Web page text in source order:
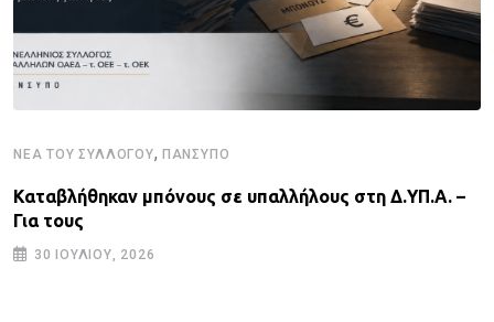
ΝΈΑ ΤΟΥ ΣΥΛΛΌΓΟΥ, ΠΑΝΣΥΠΟ
Καταβλήθηκαν μπόνους σε υπαλλήλους στη Δ.ΥΠ.Α. –
Για τους
30 ΙΟΥΛΊΟΥ, 2026